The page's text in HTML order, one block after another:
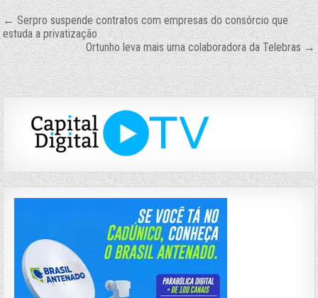
Navegação
de
Post
← Serpro suspende contratos com empresas do consórcio que
estuda a privatização
Ortunho leva mais uma colaboradora da Telebras →